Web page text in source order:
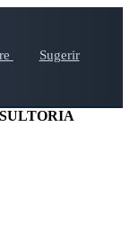
Sugerir